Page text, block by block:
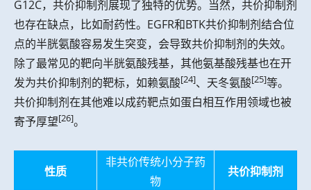
G12C，共价抑制剂展现了独特的优势。当然，共价抑制剂
也存在缺点，比如耐药性。EGFR和BTK共价抑制剂结合位
点的半胱氨酸容易发生突变，会导致共价抑制剂的失效。
除了最常见的靶向半胱氨酸残基，其他氨基酸残基也在开
发为共价抑制剂的靶标，如赖氨酸[24]、天冬氨酸[25]等。
共价抑制剂在其他难以成药靶点如蛋白相互作用领域也被
寄予厚望[26]。
性质
非共价传统小分子药
物
共价抑制剂